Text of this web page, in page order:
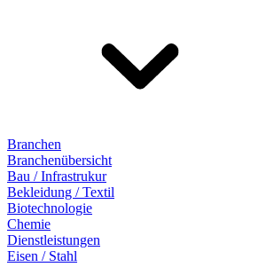
Branchen
Branchenübersicht
Bau / Infrastrukur
Bekleidung / Textil
Biotechnologie
Chemie
Dienstleistungen
Eisen / Stahl